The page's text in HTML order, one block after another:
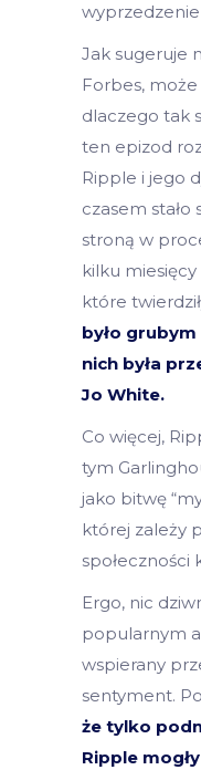
Jak sugeruje
Forbes,
dlaczego tak
ten epizod
Ripple i jego
czasem stało
stroną w
kilku miesięcy
które
było
nich była
Jo White.
Co więcej,
tym
jako bitwę
której zależy
Ergo, nic
popularnym
wspierany
sentyment.
że tylko
Ripple